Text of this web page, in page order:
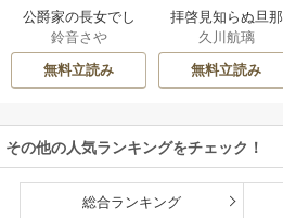
公爵家の長女でし
た
鈴音さや
無料立読み
拝啓見知らぬ旦那
様、離婚していた
だきます
久川航璃
無料立読み
その他の人気ランキングをチェック！
総合ランキング